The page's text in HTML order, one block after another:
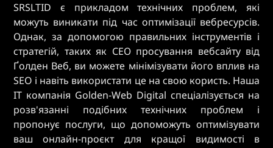
SRSLTID є прикладом технічних проблем, які
можуть виникати під час оптимізації вебресурсів.
Однак, за допомогою правильних інструментів і
стратегій, таких як СЕО просування вебсайту від
Ґолден Веб, ви можете мінімізувати його вплив на
SEO і навіть використати це на свою користь. Наша
IT компанія Golden-Web Digital спеціалізується на
розв'язанні подібних технічних проблем і
пропонує послуги, що допоможуть оптимізувати
ваш онлайн-проєкт для кращої видимості в